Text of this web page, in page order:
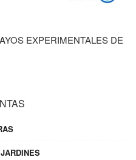
EXPERIMENTALES DE